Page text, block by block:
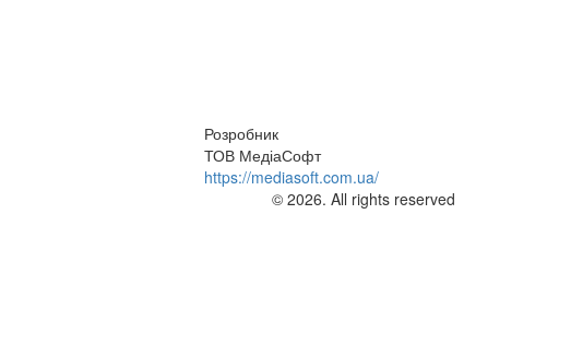
Розробник
ТОВ МедіаСофт
https://mediasoft.com.ua/
© 2026. All rights reserved